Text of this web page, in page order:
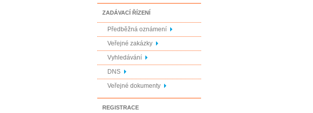
ZADÁVACÍ ŘÍZENÍ
Předběžná oznámení
Veřejné zakázky
Vyhledávání
DNS
Veřejné dokumenty
REGISTRACE